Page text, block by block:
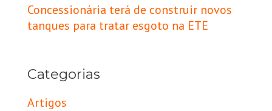
Concessionária terá de construir novos
tanques para tratar esgoto na ETE
Categorias
Artigos